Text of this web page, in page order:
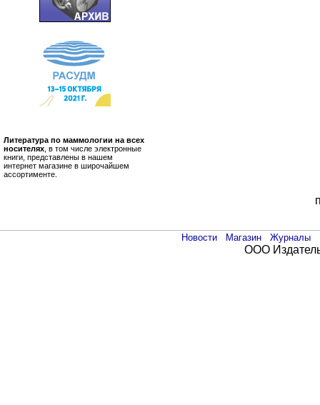
Литература по маммологии на всех
носителях , в том числе электронные
книги, представлены в нашем
интернет магазине в широчайшем
ассортименте.
Новости Магазин Журналы
ООО